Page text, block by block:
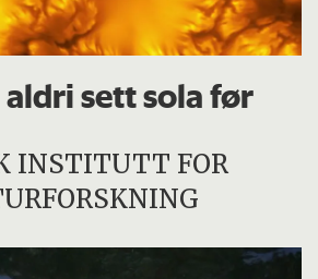
sett sola før
INSTITUTT FOR